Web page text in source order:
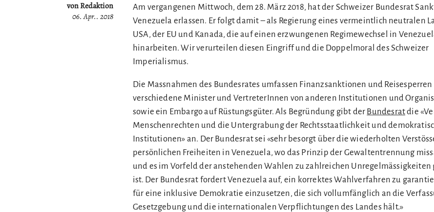
von Redaktion
06. Apr.. 2018
Am vergangenen Mittwoch, dem 28. März 2018, hat der Schweizer Bundesrat
Venezuela erlassen. Er folgt damit – als Regierung eines vermeintlich neutralen
USA, der EU und Kanada, die auf einen erzwungenen Regimewechsel in
hinarbeiten. Wir verurteilen diesen Eingriff und die Doppelmoral des Schweizer
Imperialismus.
Die Massnahmen des Bundesrates umfassen Finanzsanktionen und
verschiedene Minister und VertreterInnen von anderen Institutionen und
sowie ein Embargo auf Rüstungsgüter. Als Begründung gibt der Bundesratdie
Menschenrechten und die Untergrabung der Rechtsstaatlichkeit und
Institutionen» an. Der Bundesrat sei «sehr besorgt über die wiederholten
persönlichen Freiheiten in Venezuela, wo das Prinzip der Gewaltentrennung
und es im Vorfeld der anstehenden Wahlen zu zahlreichen Unregelmässigkeiten
ist. Der Bundesrat fordert Venezuela auf, ein korrektes Wahlverfahren zu
für eine inklusive Demokratie einzusetzen, die sich vollumfänglich an die
Gesetzgebung und die internationalen Verpflichtungen des Landes hält.»